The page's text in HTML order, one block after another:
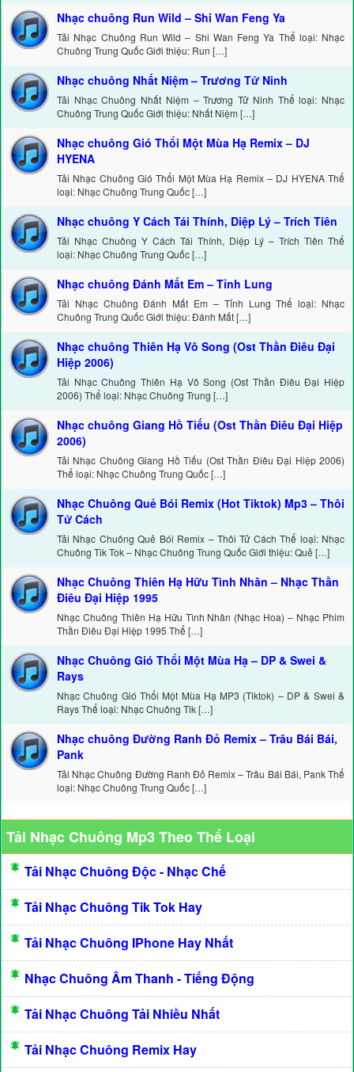
Nhạc chuông Run Wild – Shi Wan Feng Ya
Tải Nhạc Chuông Run Wild – Shi Wan Feng Ya Thể loại: Nhạc
Chuông Trung Quốc Giới thiệu: Run […]
Nhạc chuông Nhất Niệm – Trương Tử Ninh
Tải Nhạc Chuông Nhất Niệm – Trương Tử Ninh Thể loại: Nhạc
Chuông Trung Quốc Giới thiệu: Nhất Niệm […]
Nhạc chuông Gió Thổi Một Mùa Hạ Remix – DJ
HYENA
Tải Nhạc Chuông Gió Thổi Một Mùa Hạ Remix – DJ HYENA Thể
loại: Nhạc Chuông Trung Quốc […]
Nhạc chuông Y Cách Tái Thính, Diệp Lý – Trích Tiên
Tải Nhạc Chuông Y Cách Tái Thính, Diệp Lý – Trích Tiên Thể
loại: Nhạc Chuông Trung Quốc […]
Nhạc chuông Đánh Mất Em – Tỉnh Lung
Tải Nhạc Chuông Đánh Mất Em – Tỉnh Lung Thể loại: Nhạc
Chuông Trung Quốc Giới thiệu: Đánh Mất […]
Nhạc chuông Thiên Hạ Vô Song (Ost Thần Điêu Đại
Hiệp 2006)
Tải Nhạc Chuông Thiên Hạ Vô Song (Ost Thần Điêu Đại Hiệp
2006) Thể loại: Nhạc Chuông Trung […]
Nhạc chuông Giang Hồ Tiếu (Ost Thần Điêu Đại Hiệp
2006)
Tải Nhạc Chuông Giang Hồ Tiếu (Ost Thần Điêu Đại Hiệp 2006)
Thể loại: Nhạc Chuông Trung Quốc […]
Nhạc Chuông Quẻ Bói Remix (Hot Tiktok) Mp3 – Thôi
Tử Cách
Tải Nhạc Chuông Quẻ Bói Remix – Thôi Tử Cách Thể loại: Nhạc
Chuông Tik Tok – Nhạc Chuông Trung Quốc Giới thiệu: Quẻ […]
Nhạc Chuông Thiên Hạ Hữu Tình Nhân – Nhạc Thần
Điêu Đại Hiệp 1995
Nhạc Chuông Thiên Hạ Hữu Tình Nhân (Nhạc Hoa) – Nhạc Phim
Thần Điêu Đại Hiệp 1995 Thể […]
Nhạc Chuông Gió Thổi Một Mùa Hạ – DP & Swei &
Rays
Nhạc Chuông Gió Thổi Một Mùa Hạ MP3 (Tiktok) – DP & Swei &
Rays Thể loại: Nhạc Chuông Tik […]
Nhạc chuông Đường Ranh Đỏ Remix – Trâu Bái Bái,
Pank
Tải Nhạc Chuông Đường Ranh Đỏ Remix – Trâu Bái Bái, Pank Thể
loại: Nhạc Chuông Trung Quốc […]
Tải Nhạc Chuông Mp3 Theo Thể Loại
Tải Nhạc Chuông Độc - Nhạc Chế
Tải Nhạc Chuông Tik Tok Hay
Tải Nhạc Chuông IPhone Hay Nhất
Nhạc Chuông Âm Thanh - Tiếng Động
Tải Nhạc Chuông Tải Nhiều Nhất
Tải Nhạc Chuông Remix Hay